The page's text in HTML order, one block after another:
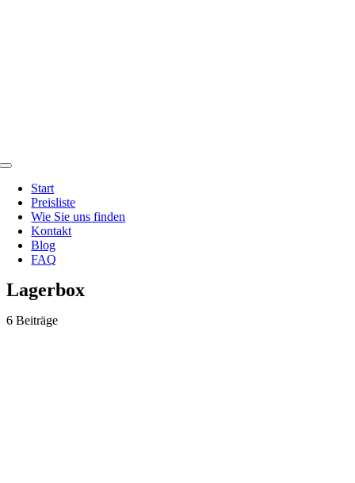
Toggle
Navigation
Start
Preisliste
Wie Sie uns finden
Kontakt
Blog
FAQ
Lagerbox
6 Beiträge